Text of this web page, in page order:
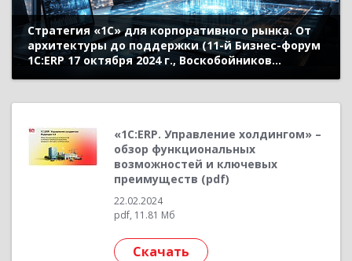
Стратегия «1С» для корпоративного рынка. От
архитектуры до поддержки (11-й Бизнес-форум
1С:ERP 17 октября 2024 г., Воскобойников
«1С:ERP. Управление холдингом» –
обзор функциональных
возможностей и ключевых
преимуществ (pdf)
22.02.2024
pdf, 11.81 Мб
Скачать